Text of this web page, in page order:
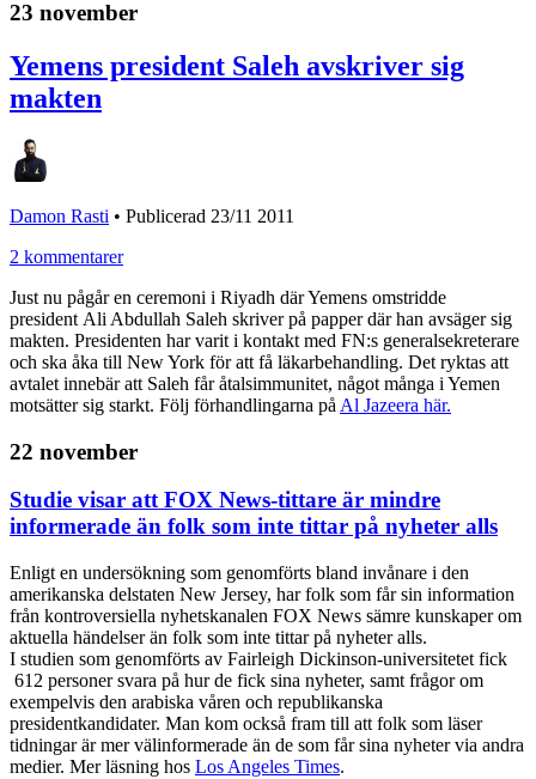
23 november
Yemens president Saleh avskriver sig
makten
Damon Rasti • Publicerad 23/11 2011
2 kommentarer
Just nu pågår en ceremoni i Riyadh där Yemens omstridde
president Ali Abdullah Saleh skriver på papper där han avsäger sig
makten. Presidenten har varit i kontakt med FN:s generalsekreterare
och ska åka till New York för att få läkarbehandling. Det ryktas att
avtalet innebär att Saleh får åtalsimmunitet, något många i Yemen
motsätter sig starkt. Följ förhandlingarna på Al Jazeera här.
22 november
Studie visar att FOX News-tittare är mindre
informerade än folk som inte tittar på nyheter alls
Enligt en undersökning som genomförts bland invånare i den
amerikanska delstaten New Jersey, har folk som får sin information
från kontroversiella nyhetskanalen FOX News sämre kunskaper om
aktuella händelser än folk som inte tittar på nyheter alls.
I studien som genomförts av Fairleigh Dickinson-universitetet fick
612 personer svara på hur de fick sina nyheter, samt frågor om
exempelvis den arabiska våren och republikanska
presidentkandidater. Man kom också fram till att folk som läser
tidningar är mer välinformerade än de som får sina nyheter via andra
medier. Mer läsning hos Los Angeles Times.